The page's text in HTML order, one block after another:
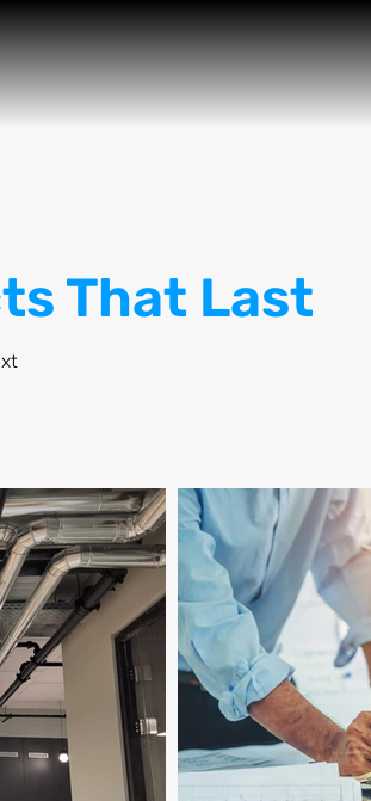
That Last